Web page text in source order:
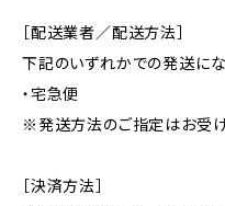
［配送業者／配送方法］
下記のいずれかでの発送に
・宅急便
※発送方法のご指定はお受け
［決済方法］